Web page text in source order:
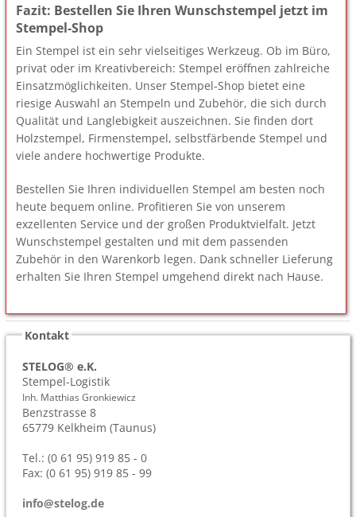
Fazit: Bestellen Sie Ihren Wunschstempel jetzt im
Stempel-Shop
Ein Stempel ist ein sehr vielseitiges Werkzeug. Ob im Büro,
privat oder im Kreativbereich: Stempel eröffnen zahlreiche
Einsatzmöglichkeiten. Unser Stempel-Shop bietet eine
riesige Auswahl an Stempeln und Zubehör, die sich durch
Qualität und Langlebigkeit auszeichnen. Sie finden dort
Holzstempel, Firmenstempel, selbstfärbende Stempel und
viele andere hochwertige Produkte.
Bestellen Sie Ihren individuellen Stempel am besten noch
heute bequem online. Profitieren Sie von unserem
exzellenten Service und der großen Produktvielfalt. Jetzt
Wunschstempel gestalten und mit dem passenden
Zubehör in den Warenkorb legen. Dank schneller Lieferung
erhalten Sie Ihren Stempel umgehend direkt nach Hause.
Kontakt
STELOG® e.K.
Stempel-Logistik
Inh. Matthias Gronkiewicz
Benzstrasse 8
65779 Kelkheim (Taunus)
Tel.: (0 61 95) 919 85 - 0
Fax: (0 61 95) 919 85 - 99
info@stelog.de